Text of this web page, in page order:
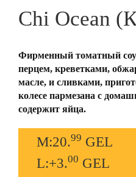
Chi Ocean
Фирменный томатный
перцем, креветками,
масле, и сливками,
колесе пармезана с
содержит яйца.
M:20.99 GEL
L:+3.00 GEL